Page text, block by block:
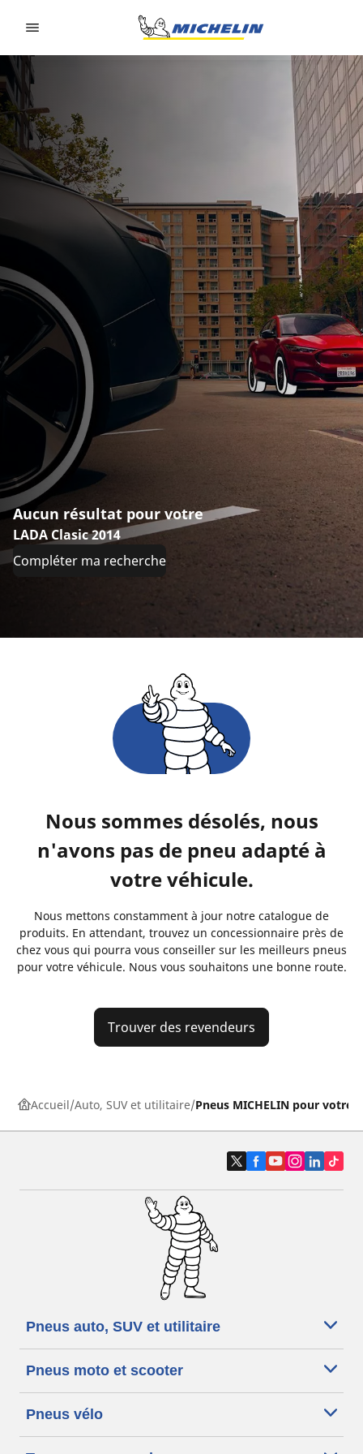
Aucun résultat pour votre
LADA Clasic 2014
Compléter ma recherche
Nous sommes désolés, nous
n'avons pas de pneu adapté à
votre véhicule.
Nous mettons constamment à jour notre catalogue de
produits. En attendant, trouvez un concessionnaire près de
chez vous qui pourra vous conseiller sur les meilleurs pneus
pour votre véhicule. Nous vous souhaitons une bonne route.
Trouver des revendeurs
Accueil Auto, SUV et utilitaire Pneus MICHELIN pour votre
Pneus auto, SUV et utilitaire
Pneus moto et scooter
Pneus vélo